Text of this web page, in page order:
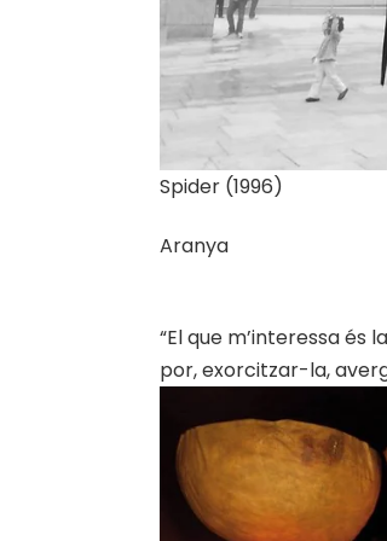
Spider (1996)
Aranya
“El que m’interessa
por, exorcitzar-la,